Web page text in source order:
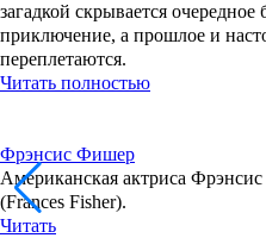
загадкой скрывается очередное
приключение, а прошлое и
переплетаются.
Читать полностью
Фрэнсис Фишер
Американская актриса
(Frances Fisher).
Читать